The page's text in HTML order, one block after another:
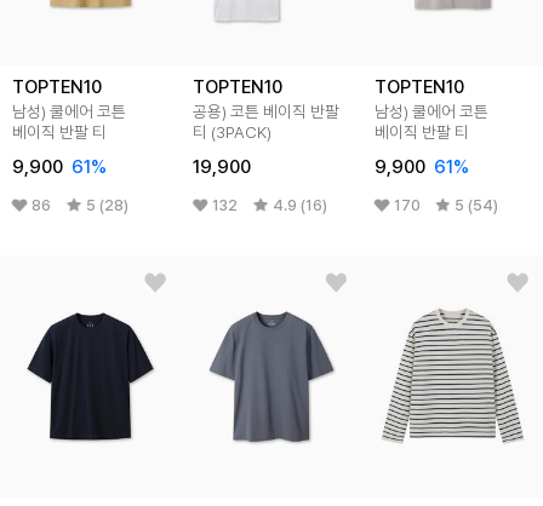
TOPTEN10
남성) 쿨에어 코튼
베이직 반팔 티
9,900 61%
86 5 (28)
TOPTEN10
공용) 코튼 베이직 반팔
티 (3PACK)
19,900
132 4.9 (16)
TOPTEN10
남성) 쿨에어 코튼
베이직 반팔 티
9,900 61%
170 5 (54)